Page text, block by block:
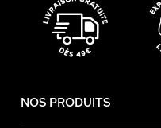
NOS PRODUITS